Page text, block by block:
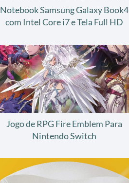
Notebook Samsung Galaxy Book4
com Intel Core i7 e Tela Full HD
Jogo de RPG Fire Emblem Para
Nintendo Switch